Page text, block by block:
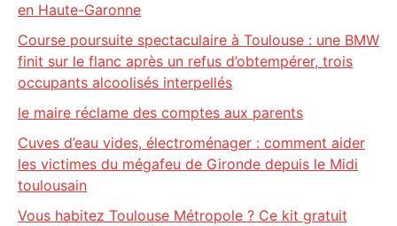
en Haute-Garonne
Course poursuite spectaculaire à Toulouse : une BMW
finit sur le flanc après un refus d’obtempérer, trois
occupants alcoolisés interpellés
le maire réclame des comptes aux parents
Cuves d’eau vides, électroménager : comment aider
les victimes du mégafeu de Gironde depuis le Midi
toulousain
Vous habitez Toulouse Métropole ? Ce kit gratuit